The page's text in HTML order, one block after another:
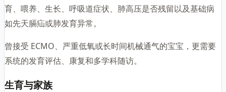
育、喂养、生长、呼吸道症状、肺高压是否残留以及基础病
如先天膈疝或肺发育异常。
曾接受 ECMO、严重低氧或长时间机械通气的宝宝，更需要
系统的发育评估、康复和多学科随访。
生育与家族